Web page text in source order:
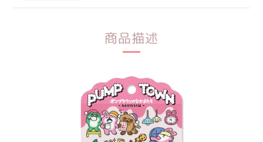
商品描述